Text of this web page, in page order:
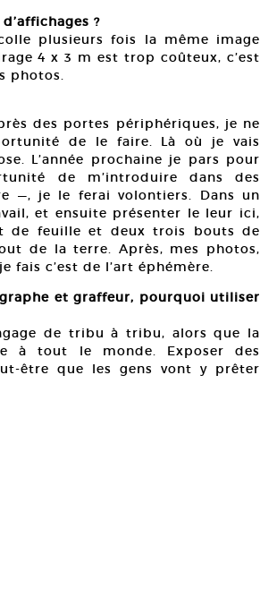
?
plusieurs fois la même image
4 x 3 m est trop coûteux, c’est
photos.
des portes périphériques, je ne
de le faire. Là où je vais
L’année prochaine je pars pour
de m’introduire dans des
—, je le ferai volontiers. Dans un
et ensuite présenter le leur ici,
de feuille et deux trois bouts de
de la terre. Après, mes photos,
fais c’est de l’art éphémère.
et graffeur, pourquoi utiliser
de tribu à tribu, alors que la
à tout le monde. Exposer des
être que les gens vont y prêter